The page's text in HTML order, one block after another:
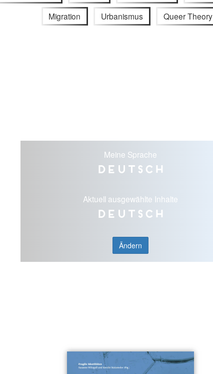
Migration Urbanismus Queer Theory
Meine Sprache
Deutsch
Aktuell ausgewählte Inhalte
Deutsch
Ändern